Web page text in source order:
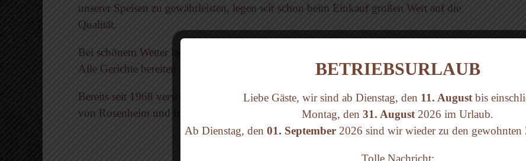
unserer Speisen zu gewährleisten, legen wir schon beim Einkauf großen Wert auf die
Qualität.
Bei schönem Wetter laden wir Sie ein, unsere Spezialitäten auf unserer Terrasse zu genießen.
Alle Gerichte bereiten wir für Sie auch zum Mitnehmen.
Bereits seit 1968 verwöhnen wir als familiengeführtes Restaurant unsere Gäste im Herzen
von Rosenheim und freuen uns auf Ihren Besuch!
BETRIEBSURLAUB
Liebe Gäste, wir sind ab Dienstag, den 11. Augustbis
Montag, den 31. August 2026 im Urlaub.
Ab Dienstag, den 01. September 2026 sind wir wieder zu den gewohnten
Tolle Nachricht: